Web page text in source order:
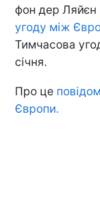
фон дер Ляйєн
угоду між
Тимчасова
січня.
Про це
Європи.